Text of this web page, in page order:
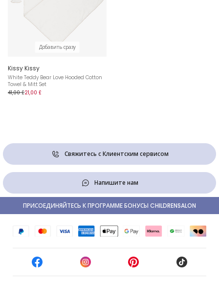
Добавить сразу
Kissy Kissy
White Teddy Bear Love Hooded Cotton
Towel & Mitt Set
41,00 £21,00 £
Свяжитесь с Клиентским сервисом
Напишите нам
ПРИСОЕДИНЯЙТЕСЬ К ПРОГРАММЕ БОНУСЫ CHILDRENSALON